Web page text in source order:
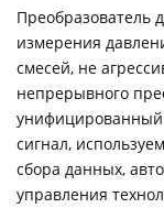
Преобразователь
измерения
смесей, не
непрерывного
унифицированный
сигнал,
сбора данных,
управления